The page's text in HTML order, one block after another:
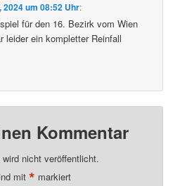
2024 um 08:52 Uhr:
für den 16. Bezirk vom Wien
leider ein kompletter Reinfall
Kommentar
nicht veröffentlicht.
mit* markiert